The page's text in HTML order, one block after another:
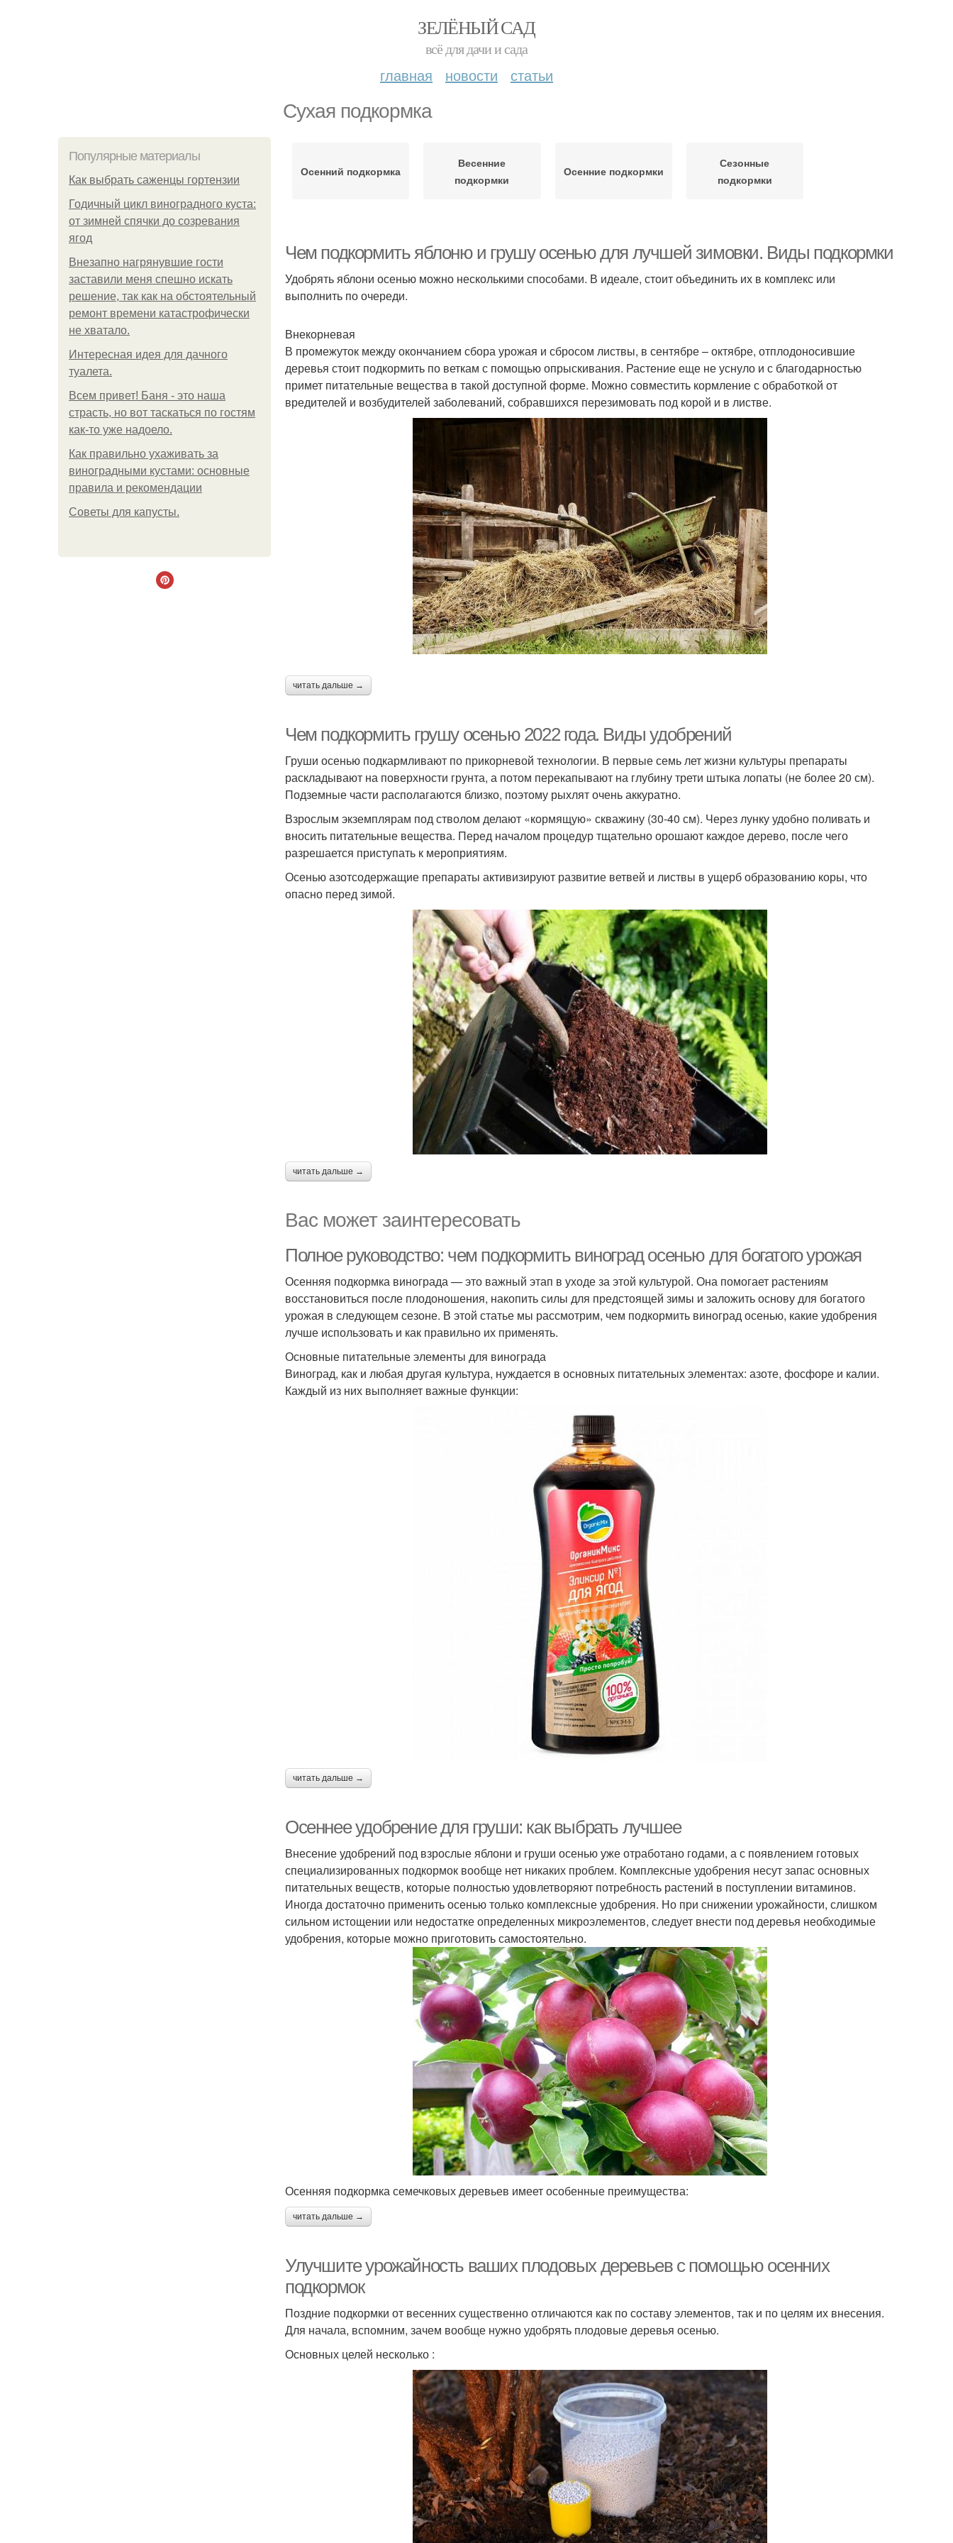
ЗЕЛЁНЫЙ САД
всё для дачи и сада
главная новости статьи
Сухая подкормка
Популярные материалы
Как выбрать саженцы гортензии
Годичный цикл виноградного куста:
от зимней спячки до созревания
ягод
Внезапно нагрянувшие гости
заставили меня спешно искать
решение, так как на обстоятельный
ремонт времени катастрофически
не хватало.
Интересная идея для дачного
туалета.
Всем привет! Баня - это наша
страсть, но вот таскаться по гостям
как-то уже надоело.
Как правильно ухаживать за
виноградными кустами: основные
правила и рекомендации
Советы для капусты.
Осенний подкормка
Весенние
подкормки
Осенние подкормки
Сезонные
подкормки
Чем подкормить яблоню и грушу осенью для лучшей зимовки. Виды подкормки
Удобрять яблони осенью можно несколькими способами. В идеале, стоит объединить их в комплекс или
выполнить по очереди.
Внекорневая
В промежуток между окончанием сбора урожая и сбросом листвы, в сентябре – октябре, отплодоносившие
деревья стоит подкормить по веткам с помощью опрыскивания. Растение еще не уснуло и с благодарностью
примет питательные вещества в такой доступной форме. Можно совместить кормление с обработкой от
вредителей и возбудителей заболеваний, собравшихся перезимовать под корой и в листве.
читать дальше →
Чем подкормить грушу осенью 2022 года. Виды удобрений
Груши осенью подкармливают по прикорневой технологии. В первые семь лет жизни культуры препараты
раскладывают на поверхности грунта, а потом перекапывают на глубину трети штыка лопаты (не более 20 см).
Подземные части располагаются близко, поэтому рыхлят очень аккуратно.
Взрослым экземплярам под стволом делают «кормящую» скважину (30-40 см). Через лунку удобно поливать и
вносить питательные вещества. Перед началом процедур тщательно орошают каждое дерево, после чего
разрешается приступать к мероприятиям.
Осенью азотсодержащие препараты активизируют развитие ветвей и листвы в ущерб образованию коры, что
опасно перед зимой.
читать дальше →
Вас может заинтересовать
Полное руководство: чем подкормить виноград осенью для богатого урожая
Осенняя подкормка винограда — это важный этап в уходе за этой культурой. Она помогает растениям
восстановиться после плодоношения, накопить силы для предстоящей зимы и заложить основу для богатого
урожая в следующем сезоне. В этой статье мы рассмотрим, чем подкормить виноград осенью, какие удобрения
лучше использовать и как правильно их применять.
Основные питательные элементы для винограда
Виноград, как и любая другая культура, нуждается в основных питательных элементах: азоте, фосфоре и калии.
Каждый из них выполняет важные функции:
читать дальше →
Осеннее удобрение для груши: как выбрать лучшее
Внесение удобрений под взрослые яблони и груши осенью уже отработано годами, а с появлением готовых
специализированных подкормок вообще нет никаких проблем. Комплексные удобрения несут запас основных
питательных веществ, которые полностью удовлетворяют потребность растений в поступлении витаминов.
Иногда достаточно применить осенью только комплексные удобрения. Но при снижении урожайности, слишком
сильном истощении или недостатке определенных микроэлементов, следует внести под деревья необходимые
удобрения, которые можно приготовить самостоятельно.
Осенняя подкормка семечковых деревьев имеет особенные преимущества:
читать дальше →
Улучшите урожайность ваших плодовых деревьев с помощью осенних
подкормок
Поздние подкормки от весенних существенно отличаются как по составу элементов, так и по целям их внесения.
Для начала, вспомним, зачем вообще нужно удобрять плодовые деревья осенью.
Основных целей несколько :